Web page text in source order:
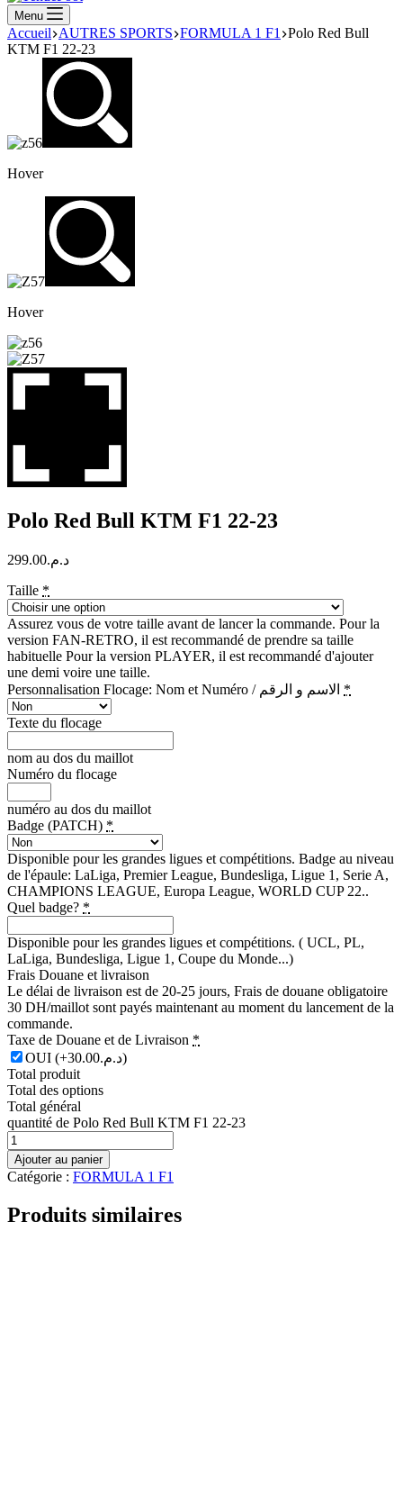
Menu
Accueil AUTRES SPORTS FORMULA 1 F1
Polo Red Bull
KTM F1 22-23
Hover
Hover
Polo Red Bull KTM F1 22-23
د.م.299.00
Taille *
Assurez vous de votre taille avant de lancer la commande. Pour la
version FAN-RETRO, il est recommandé de prendre sa taille
habituelle Pour la version PLAYER, il est recommandé d'ajouter
une demi voire une taille.
Personnalisation Flocage: Nom et Numéro / الاسم و الرقم *
Texte du flocage
nom au dos du maillot
Numéro du flocage
numéro au dos du maillot
Badge (PATCH) *
Disponible pour les grandes ligues et compétitions. Badge au niveau
de l'épaule: LaLiga, Premier League, Bundesliga, Ligue 1, Serie A,
CHAMPIONS LEAGUE, Europa League, WORLD CUP 22..
Quel badge? *
Disponible pour les grandes ligues et compétitions. ( UCL, PL,
LaLiga, Bundesliga, Ligue 1, Coupe du Monde...)
Frais Douane et livraison
Le délai de livraison est de 20-25 jours, Frais de douane obligatoire
30 DH/maillot sont payés maintenant au moment du lancement de la
commande.
Taxe de Douane et de Livraison *
OUI
(+د.م.30.00)
Total produit
Total des options
Total général
quantité de Polo Red Bull KTM F1 22-23
Ajouter au panier
Catégorie : FORMULA 1 F1
Produits similaires